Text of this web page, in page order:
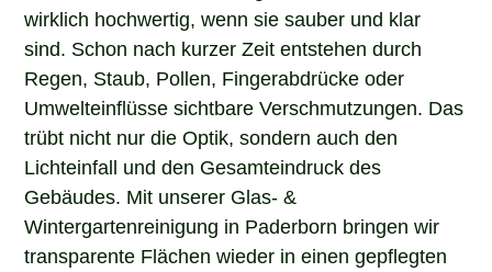
wirklich hochwertig, wenn sie sauber und klar
sind. Schon nach kurzer Zeit entstehen durch
Regen, Staub, Pollen, Fingerabdrücke oder
Umwelteinflüsse sichtbare Verschmutzungen. Das
trübt nicht nur die Optik, sondern auch den
Lichteinfall und den Gesamteindruck des
Gebäudes. Mit unserer Glas- &
Wintergartenreinigung in Paderborn bringen wir
transparente Flächen wieder in einen gepflegten